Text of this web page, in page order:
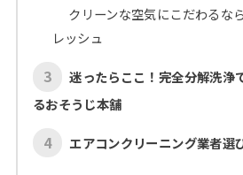
クリーンな空気にこだわるな
レッシュ
3
迷ったらここ！完全分解洗浄
るおそうじ本舗
4 エアコンクリーニング業者選